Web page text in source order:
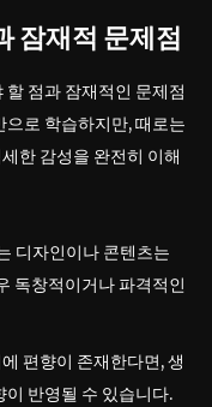
잠재적 문제점
점과 잠재적인 문제점
로 학습하지만, 때로는
한 감성을 완전히 이해
디자인이나 콘텐츠는
독창적이거나 파격적인
편향이 존재한다면, 생
반영될 수 있습니다.